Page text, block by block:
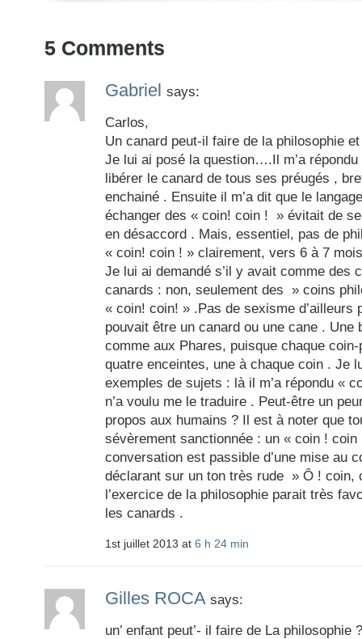
5 Comments
Gabriel says:
Carlos,
Un canard peut-il faire de la philosophie
Je lui ai posé la question….Il m’a
libérer le canard de tous ses préugés ,
enchainé . Ensuite il m’a dit que le
échanger des « coin! coin ! » évitait de
en désaccord . Mais, essentiel, pas de
« coin! coin ! » clairement, vers 6 à 7
Je lui ai demandé s’il y avait comme des
canards : non, seulement des » coins
« coin! coin! » .Pas de sexisme d’ailleurs
pouvait être un canard ou une cane . Une
comme aux Phares, puisque chaque
quatre enceintes, une à chaque coin . Je
exemples de sujets : là il m’a répondu «
n’a voulu me le traduire . Peut-être un
propos aux humains ? Il est à noter que
sévèrement sanctionnée : un « coin ! coin
conversation est passible d’une mise au
déclarant sur un ton très rude » Ô ! coin,
l’exercice de la philosophie parait très
les canards .
1st juillet 2013 at 6 h 24 min
Gilles ROCA says:
un’ enfant peut’- il faire de La philosophie